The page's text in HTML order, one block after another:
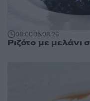
08:0005.08.26
Ριζότο με μελάνι